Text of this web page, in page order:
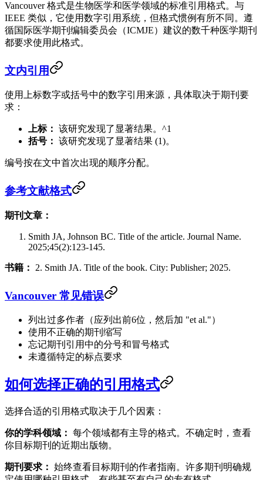
Vancouver 格式是生物医学和医学领域的标准引用格式。与
IEEE 类似，它使用数字引用系统，但格式惯例有所不同。遵
循国际医学期刊编辑委员会（ICMJE）建议的数千种医学期刊
都要求使用此格式。
文内引用
使用上标数字或括号中的数字引用来源，具体取决于期刊要
求：
上标： 该研究发现了显著结果。^1
括号： 该研究发现了显著结果 (1)。
编号按在文中首次出现的顺序分配。
参考文献格式
期刊文章：
Smith JA, Johnson BC. Title of the article. Journal Name.
2025;45(2):123-145.
书籍： 2. Smith JA. Title of the book. City: Publisher; 2025.
Vancouver 常见错误
列出过多作者（应列出前6位，然后加 "et al."）
使用不正确的期刊缩写
忘记期刊引用中的分号和冒号格式
未遵循特定的标点要求
如何选择正确的引用格式
选择合适的引用格式取决于几个因素：
你的学科领域： 每个领域都有主导的格式。不确定时，查看
你目标期刊的近期出版物。
期刊要求： 始终查看目标期刊的作者指南。许多期刊明确规